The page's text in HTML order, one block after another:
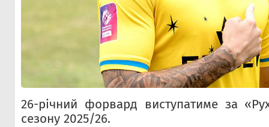
26-річний форвард виступатиме за
сезону 2025/26.